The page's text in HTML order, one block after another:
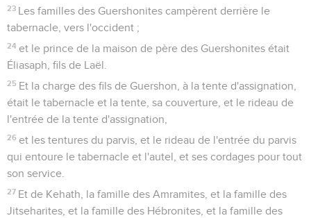
23 Les familles des Guershonites campèrent derrière le
tabernacle, vers l'occident ;
24 et le prince de la maison de père des Guershonites était
Éliasaph, fils de Laël.
25 Et la charge des fils de Guershon, à la tente d'assignation,
était le tabernacle et la tente, sa couverture, et le rideau de
l'entrée de la tente d'assignation,
26 et les tentures du parvis, et le rideau de l'entrée du parvis
qui entoure le tabernacle et l'autel, et ses cordages pour tout
son service.
27 Et de Kehath, la famille des Amramites, et la famille des
Jitseharites, et la famille des Hébronites, et la famille des